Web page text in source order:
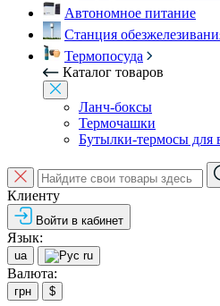
Автономное питание
Станция
Термопосуда
Каталог товаров
Ланч-боксы
Термочашки
Бутылки-термосы для
Клиенту
Войти в кабинет
Язык:
ua ru
Валюта:
грн $